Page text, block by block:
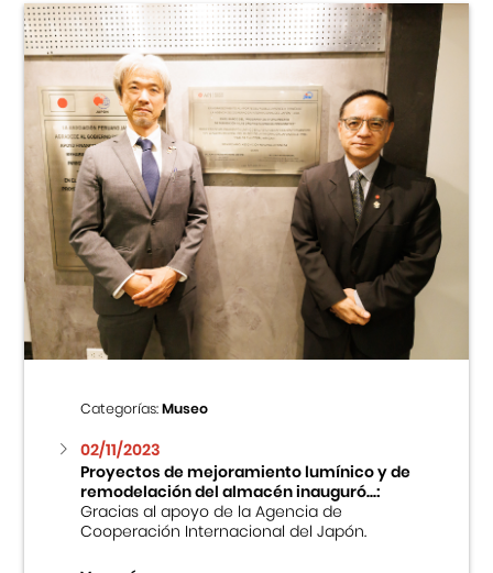
Categorías:Museo
02/11/2023
Proyectos de mejoramiento lumínico y de
remodelación del almacén inauguró...:
Gracias al apoyo de la Agencia de
Cooperación Internacional del Japón.